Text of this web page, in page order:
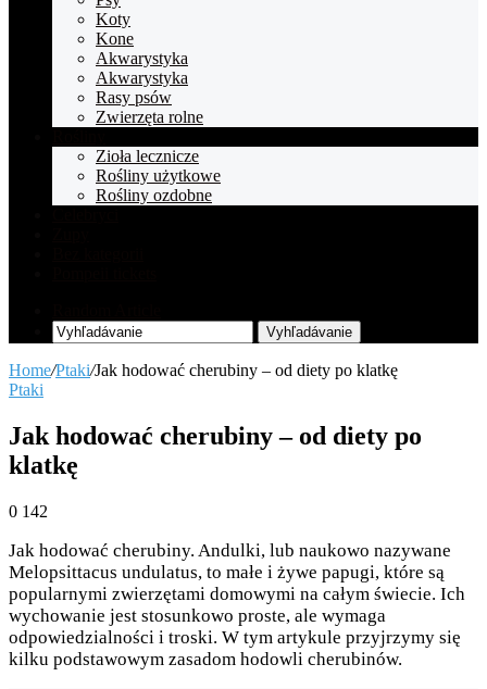
Koty
Kone
Akwarystyka
Akwarystyka
Rasy psów
Zwierzęta rolne
Zioła lecznicze
Rośliny użytkowe
Rośliny ozdobne
Vyhľadávanie
Home/Ptaki/Jak hodować cherubiny – od diety po klatkę
Ptaki
Jak hodować cherubiny – od diety po
klatkę
0 142
Jak hodować cherubiny. Andulki, lub naukowo nazywane
Melopsittacus undulatus, to małe i żywe papugi, które są
popularnymi zwierzętami domowymi na całym świecie. Ich
wychowanie jest stosunkowo proste, ale wymaga
odpowiedzialności i troski. W tym artykule przyjrzymy się
kilku podstawowym zasadom hodowli cherubinów.